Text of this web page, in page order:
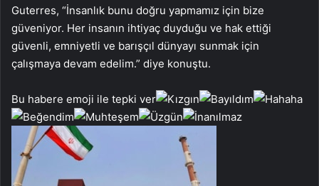
Guterres, “İnsanlık bunu doğru yapmamız için bize
güveniyor. Her insanın ihtiyaç duyduğu ve hak ettiği
güvenli, emniyetli ve barışçıl dünyayı sunmak için
çalışmaya devam edelim.” diye konuştu.
Bu habere emoji ile tepki ver